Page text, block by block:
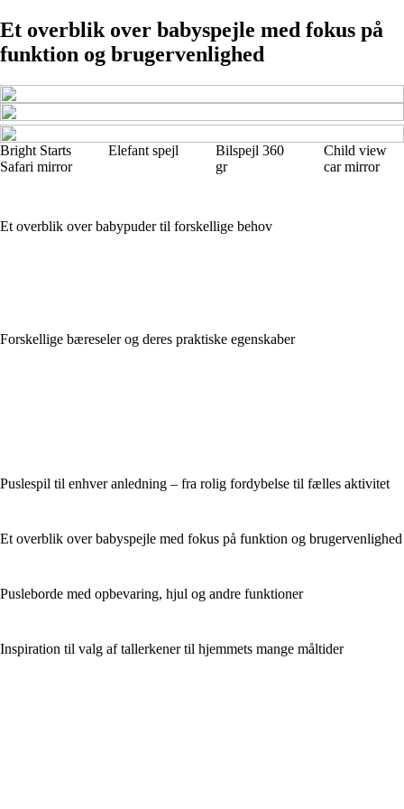
Et overblik over babyspejle med fokus på
funktion og brugervenlighed
Bright Starts
Safari mirror
Elefant spejl
Bilspejl 360
gr
Child view
car mirror
Et overblik over babypuder til forskellige behov
Forskellige bæreseler og deres praktiske egenskaber
Puslespil til enhver anledning – fra rolig fordybelse til fælles aktivitet
Et overblik over babyspejle med fokus på funktion og brugervenlighed
Pusleborde med opbevaring, hjul og andre funktioner
Inspiration til valg af tallerkener til hjemmets mange måltider